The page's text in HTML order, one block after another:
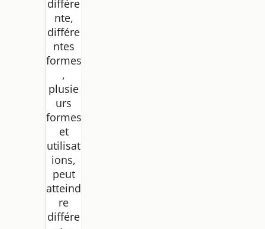
différe
nte,
différe
ntes
formes
,
plusie
urs
formes
et
utilisat
ions,
peut
atteind
re
différe